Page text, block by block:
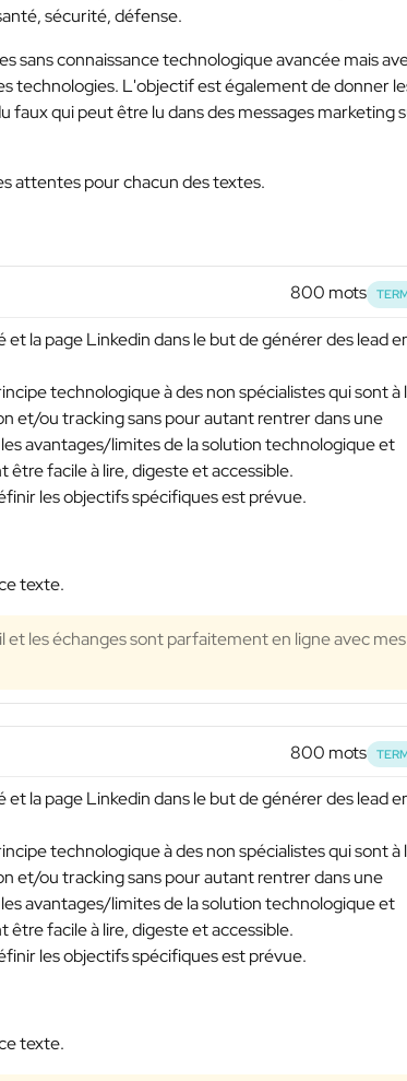
sécurité, défense.
sans connaissance technologique avancée mais
technologies. L'objectif est également de donner
faux qui peut être lu dans des messages marketing
attentes pour chacun des textes.
800 mots
la page Linkedin dans le but de générer des lead
technologique à des non spécialistes qui sont à
et/ou tracking sans pour autant rentrer dans une
avantages/limites de la solution technologique et
être facile à lire, digeste et accessible.
les objectifs spécifiques est prévue.
texte.
et les échanges sont parfaitement en ligne avec mes
800 mots
la page Linkedin dans le but de générer des lead
technologique à des non spécialistes qui sont à
et/ou tracking sans pour autant rentrer dans une
avantages/limites de la solution technologique et
être facile à lire, digeste et accessible.
les objectifs spécifiques est prévue.
texte.